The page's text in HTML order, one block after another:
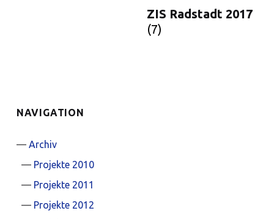
ZIS Radstadt 2017
(7)
NAVIGATION
Archiv
Projekte 2010
Projekte 2011
Projekte 2012